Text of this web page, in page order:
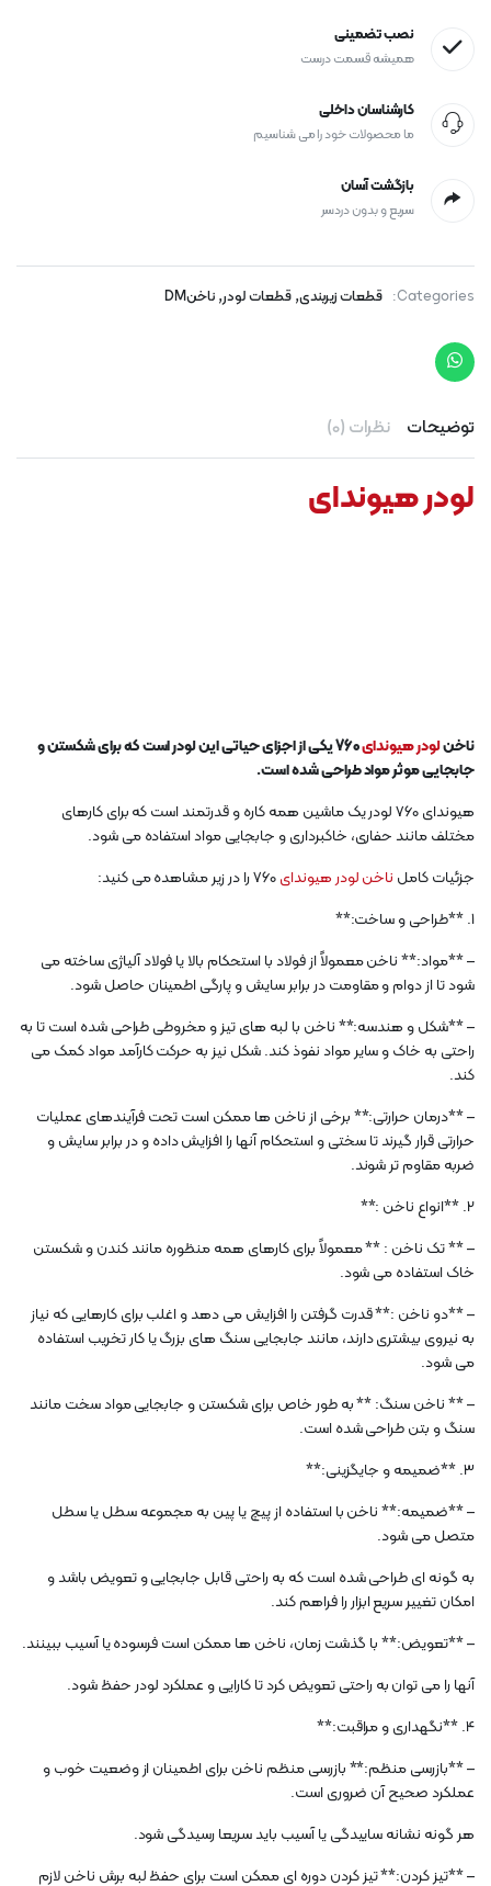
نصب تضمینی
همیشه قسمت درست
کارشناسان داخلی
ما محصولات خود را می شناسیم
بازگشت آسان
سریع و بدون دردسر
Categories: قطعات زیربندی,قطعات لودر, ناخنDM
توضیحات نظرات (0)
لودر هیوندای
ناخنلودر هیوندای
760 یکی از اجزای حیاتی این لودر است که برای شکستن و
جابجایی موثر مواد طراحی شده است.
هیوندای 760 لودر یک ماشین همه کاره و قدرتمند است که برای کارهای
مختلف مانند حفاری، خاکبرداری و جابجایی مواد استفاده می شود.
جزئیات کامل ناخن لودر هیوندای760 را در زیر مشاهده می کنید:
1. **طراحی و ساخت:**
– **مواد:** ناخن معمولاً از فولاد با استحکام بالا یا فولاد آلیاژی ساخته می
شود تا از دوام و مقاومت در برابر سایش و پارگی اطمینان حاصل شود.
– **شکل و هندسه:** ناخن با لبه های تیز و مخروطی طراحی شده است تا به
راحتی به خاک و سایر مواد نفوذ کند. شکل نیز به حرکت کارآمد مواد کمک می
کند.
– **درمان حرارتی:** برخی از ناخن ها ممکن است تحت فرآیندهای عملیات
حرارتی قرار گیرند تا سختی و استحکام آنها را افزایش داده و در برابر سایش و
ضربه مقاوم تر شوند.
2. **انواع ناخن :**
– ** تک ناخن : ** معمولاً برای کارهای همه منظوره مانند کندن و شکستن
خاک استفاده می شود.
– **دو ناخن :** قدرت گرفتن را افزایش می دهد و اغلب برای کارهایی که نیاز
به نیروی بیشتری دارند، مانند جابجایی سنگ های بزرگ یا کار تخریب استفاده
می شود.
– ** ناخن سنگ: ** به طور خاص برای شکستن و جابجایی مواد سخت مانند
سنگ و بتن طراحی شده است.
3. **ضمیمه و جایگزینی:**
– **ضمیمه:** ناخن با استفاده از پیچ یا پین به مجموعه سطل یا سطل
متصل می شود.
به گونه ای طراحی شده است که به راحتی قابل جابجایی و تعویض باشد و
امکان تغییر سریع ابزار را فراهم کند.
– **تعویض:** با گذشت زمان، ناخن ها ممکن است فرسوده یا آسیب ببینند.
آنها را می توان به راحتی تعویض کرد تا کارایی و عملکرد لودر حفظ شود.
4. **نگهداری و مراقبت:**
– **بازرسی منظم:** بازرسی منظم ناخن برای اطمینان از وضعیت خوب و
عملکرد صحیح آن ضروری است.
هر گونه نشانه ساییدگی یا آسیب باید سریعا رسیدگی شود.
– **تیز کردن:** تیز کردن دوره ای ممکن است برای حفظ لبه برش ناخن لازم